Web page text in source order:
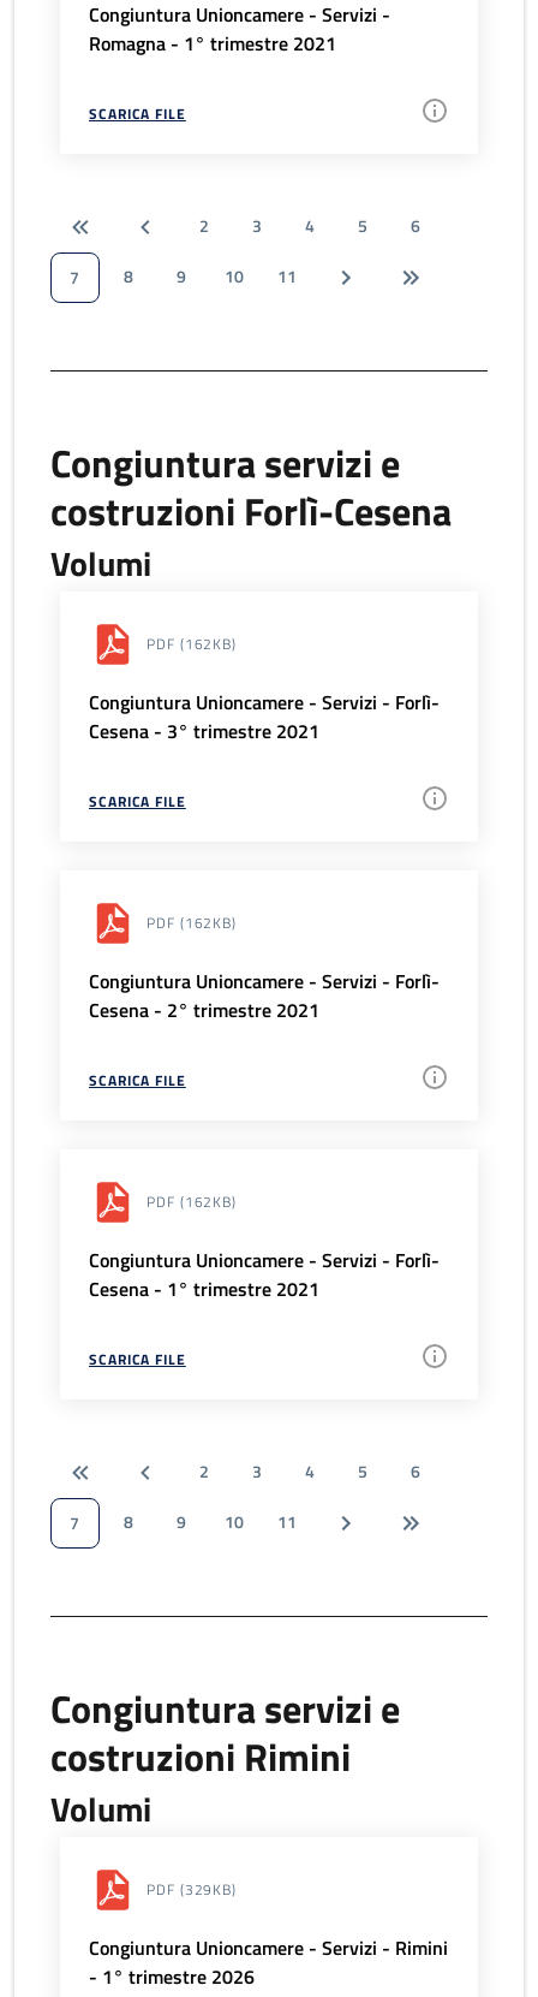
Congiuntura Unioncamere - Servizi -
Romagna - 1° trimestre 2021
SCARICA FILE
2 3 4 5
6
7
8 9 10 11
Congiuntura servizi e
costruzioni Forlì-Cesena
Volumi
PDF (162KB)
Congiuntura Unioncamere - Servizi - Forlì-
Cesena - 3° trimestre 2021
SCARICA FILE
PDF (162KB)
Congiuntura Unioncamere - Servizi - Forlì-
Cesena - 2° trimestre 2021
SCARICA FILE
PDF (162KB)
Congiuntura Unioncamere - Servizi - Forlì-
Cesena - 1° trimestre 2021
SCARICA FILE
2 3 4 5
6
7
8 9 10 11
Congiuntura servizi e
costruzioni Rimini
Volumi
PDF (329KB)
Congiuntura Unioncamere - Servizi - Rimini
- 1° trimestre 2026